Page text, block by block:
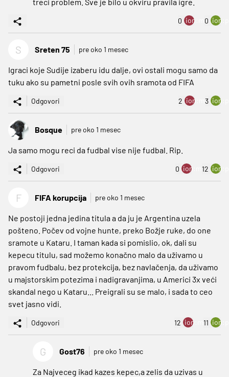
0 ion:minus
0
S Sreten 75 pre oko 1 mesec
Igraci koje Sudije izaberu idu dalje, ovi ostali mogu samo da
tuku ako su pametni posle svih ovih sramota od FIFA
Odgovori 2 ion:minus
3
Bosque pre oko 1 mesec
Ja samo mogu reci da fudbal vise nije fudbal. Rip.
Odgovori 0 ion:minus
12
F FIFA korupcija pre oko 1 mesec
Ne postoji jedna jedina titula a da ju je Argentina uzela
pošteno. Počev od vojne hunte, preko Božje ruke, do one
sramote u Kataru. I taman kada si pomislio, ok, dali su
kepecu titulu, sad možemo konačno malo da uživamo u
pravom fudbalu, bez protekcija, bez navlačenja, da uživamo
u majstorskim potezima i nadigravanjima, u Americi 3x veći
skandal nego u Kataru... Preigrali su se malo, i sada to ceo
svet jasno vidi.
Odgovori 12 ion:minus
11
G Gost76 pre oko 1 mesec
Za Najveceg ikad kazes kepec,a zelis da uzivas u